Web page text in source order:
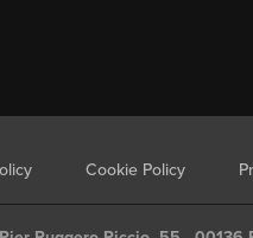
Cookie Policy